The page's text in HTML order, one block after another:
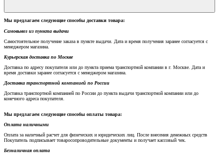
Мы предлагаем следующие способы доставки товара:
Самовывоз из пункта выдачи
Самостоятельное получение заказа в пункте выдачи. Дата и время получения заранее согласуется с
менеджером магазина.
Курьерская доставка по Москве
Доставка по адресу покупателя или до пункта приема транспортной компании в г. Москве. Дата и
время доставки заранее согласуется с менеджером магазина.
Доставка транспортной компанией по России
Доставка транспортной компанией по России до пункта выдачи транспортной компании или до
конечного адреса покупателя.
Мы предлагаем следующие способы оплаты товара:
Оплата наличными
Оплата за наличный расчет для физических и юридических лиц. После внесения денежных средств
Покупатель подписывает товаросопроводительные документы и получает кассовый чек.
Безналичная оплата